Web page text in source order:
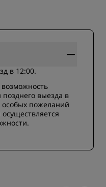
в 12:00.
позднего выезда в
пожеланий